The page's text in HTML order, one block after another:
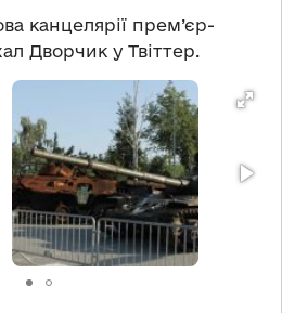
канцелярії прем’єр-
Дворчик у Твіттер.